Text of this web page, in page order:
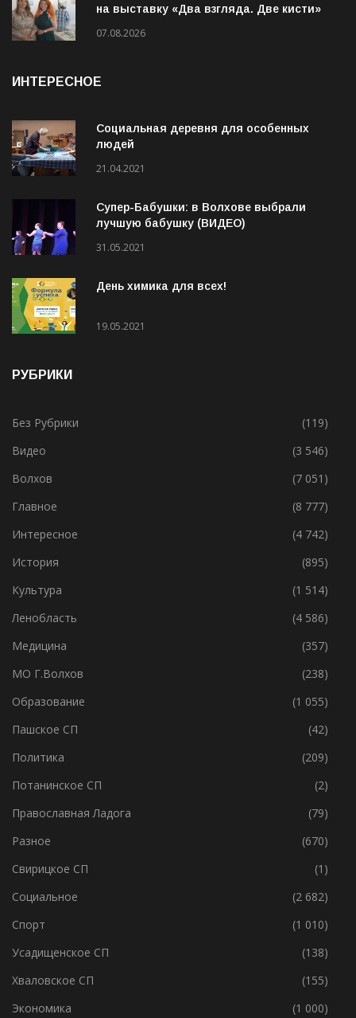
на выставку «Два взгляда. Две кисти»
07.08.2026
ИНТЕРЕСНОЕ
Социальная деревня для особенных
людей
21.04.2021
Супер-Бабушки: в Волхове выбрали
лучшую бабушку (ВИДЕО)
31.05.2021
День химика для всех!
19.05.2021
РУБРИКИ
Без Рубрики
(119)
Видео
(3 546)
Волхов
(7 051)
Главное
(8 777)
Интересное
(4 742)
История
(895)
Культура
(1 514)
Ленобласть
(4 586)
Медицина
(357)
МО Г.Волхов
(238)
Образование
(1 055)
Пашское СП
(42)
Политика
(209)
Потанинское СП
(2)
Православная Ладога
(79)
Разное
(670)
Свирицкое СП
(1)
Социальное
(2 682)
Спорт
(1 010)
Усадищенское СП
(138)
Хваловское СП
(155)
Экономика
(1 000)